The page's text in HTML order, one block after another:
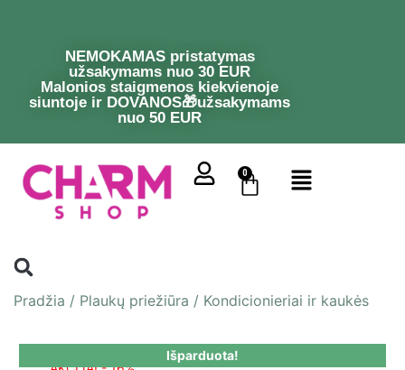
NEMOKAMAS pristatymas
užsakymams nuo 30 EUR
Malonios staigmenos kiekvienoje
siuntoje ir DOVANOS🎁užsakymams
nuo 50 EUR
0
Pradžia / Plaukų priežiūra / Kondicionieriai ir kaukės
Išparduota!